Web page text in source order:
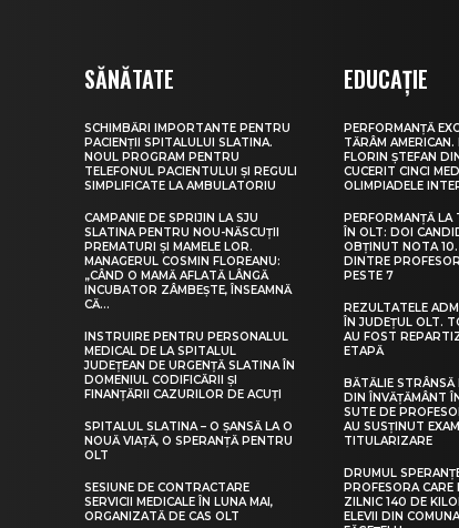
SĂNĂTATE
SCHIMBĂRI IMPORTANTE PENTRU
PACIENȚII SPITALULUI SLATINA.
NOUL PROGRAM PENTRU
TELEFONUL PACIENTULUI ȘI REGULI
SIMPLIFICATE LA AMBULATORIU
CAMPANIE DE SPRIJIN LA SJU
SLATINA PENTRU NOU-NĂSCUȚII
PREMATURI ȘI MAMELE LOR.
MANAGERUL COSMIN FLOREANU:
„CÂND O MAMĂ AFLATĂ LÂNGĂ
INCUBATOR ZÂMBEȘTE, ÎNSEAMNĂ
CĂ...
INSTRUIRE PENTRU PERSONALUL
MEDICAL DE LA SPITALUL
JUDEȚEAN DE URGENȚĂ SLATINA ÎN
DOMENIUL CODIFICĂRII ȘI
FINANȚĂRII CAZURILOR DE ACUȚI
SPITALUL SLATINA – O ȘANSĂ LA O
NOUĂ VIAȚĂ, O SPERANȚĂ PENTRU
OLT
SESIUNE DE CONTRACTARE
SERVICII MEDICALE ÎN LUNA MAI,
ORGANIZATĂ DE CAS OLT
EDUCAȚIE
PERFORMANȚĂ
TĂRÂM AMERICAN.
FLORIN ȘTEFAN
CUCERIT CINCI
OLIMPIADELE
PERFORMANȚĂ
ÎN OLT: DOI
OBȚINUT NOTA
DINTRE
PESTE 7
REZULTATELE
ÎN JUDEȚUL OLT.
AU FOST
ETAPĂ
BĂTĂLIE STRÂNSĂ
DIN ÎNVĂȚĂMÂNT
SUTE DE
AU SUSȚINUT
TITULARIZARE
DRUMUL
PROFESORA CARE
ZILNIC 140 DE
ELEVII DIN